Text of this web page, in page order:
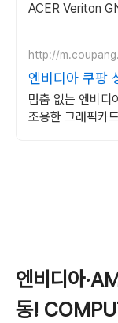
ACER Veriton
http://
엔비디아 쿠팡
멈춤 없는 엔비디
조용한 그래픽카
엔비디아
동!